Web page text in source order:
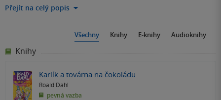
Přejít na celý popis
Všechny Knihy E-knihy Audioknihy
Knihy
Karlík a továrna na čokoládu
Roald Dahl
pevná vazba